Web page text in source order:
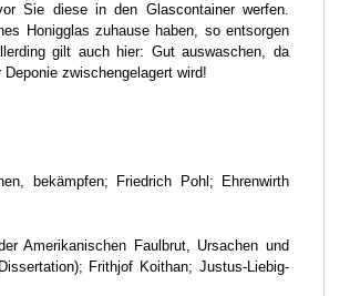
Sie diese in den Glascontainer werfen.
Honigglas zuhause haben, so entsorgen
gilt auch hier: Gut auswaschen, da
zwischengelagert wird!
bekämpfen; Friedrich Pohl; Ehrenwirth
Amerikanischen Faulbrut, Ursachen und
Frithjof Koithan; Justus-Liebig-